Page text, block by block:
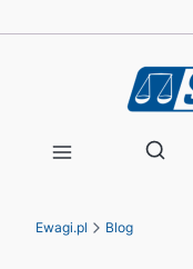
Otwórz
Ewagi.pl Blog